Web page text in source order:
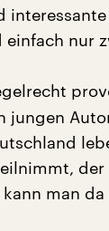
nur
jungen
der
man